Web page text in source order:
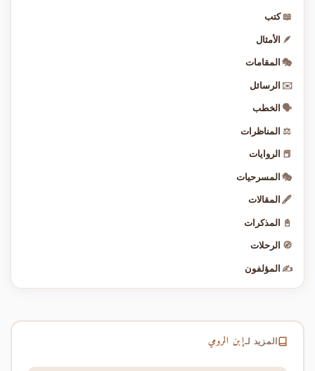
📖 كتب
🪶 الأمثال
🎭 المقامات
✉️ الرسائل
🗣️ الخطب
⚖️ المناظرات
📕 الروايات
🎭 المسرحيات
🖋️ المقالات
📓 المذكرات
🧭 الرحلات
✍️ المؤلفون
المزيد لـإبن الرومي